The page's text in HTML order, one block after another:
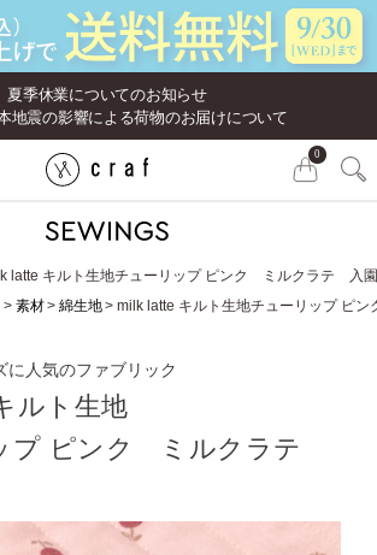
夏季休業についてのお知らせ
地震の影響による荷物のお届けについて
0
latte キルト生地チューリップ ピンク ミルクラテ 入
素材 綿生地 milk latte キルト生地チューリップ ピ
に人気のファブリック
ルト生地
プ ピンク ミルクラテ